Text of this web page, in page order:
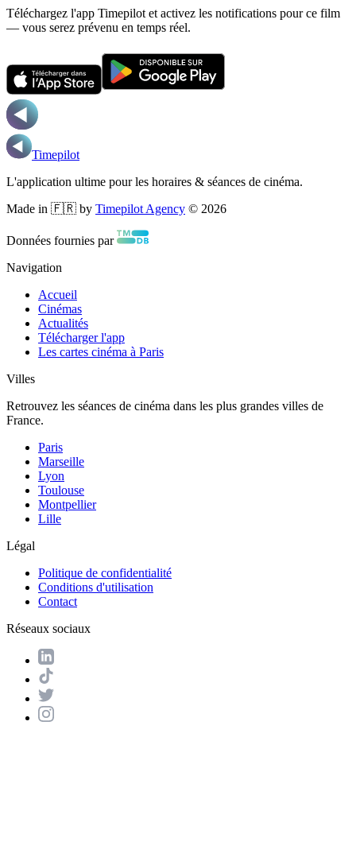
Téléchargez l'app Timepilot et activez les notifications pour ce film
— vous serez prévenu en temps réel.
Timepilot
L'application ultime pour les horaires & séances de cinéma.
Made in 🇫🇷 by Timepilot Agency © 2026
Données fournies par
Navigation
Accueil
Cinémas
Actualités
Télécharger l'app
Les cartes cinéma à Paris
Villes
Retrouvez les séances de cinéma dans les plus grandes villes de
France.
Paris
Marseille
Lyon
Toulouse
Montpellier
Lille
Légal
Politique de confidentialité
Conditions d'utilisation
Contact
Réseaux sociaux